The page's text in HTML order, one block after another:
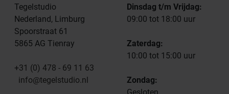
Tegelstudio
Nederland, Limburg
Spoorstraat 61
5865 AG Tienray
+31 (0) 478 - 69 11 63
info@tegelstudio.nl
Dinsdag t/m Vrijdag:
09:00 tot 18:00 uur
Zaterdag:
10:00 tot 15:00 uur
Zondag: